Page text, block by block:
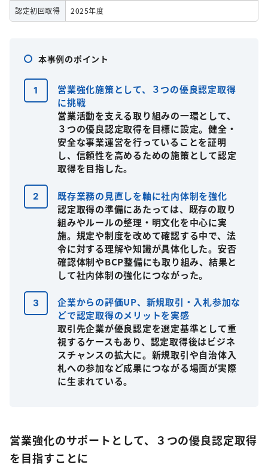
認定初回取得 2025年度
本事例のポイント
営業強化施策として、３つの優良認定取得
に挑戦
営業活動を支える取り組みの一環として、
３つの優良認定取得を目標に設定。健全・
安全な事業運営を行っていることを証明
し、信頼性を高めるための施策として認定
取得を目指した。
既存業務の見直しを軸に社内体制を強化
認定取得の準備にあたっては、既存の取り
組みやルールの整理・明文化を中心に実
施。規定や制度を改めて確認する中で、法
令に対する理解や知識が具体化した。安否
確認体制やBCP整備にも取り組み、結果と
して社内体制の強化につながった。
企業からの評価UP、新規取引・入札参加な
どで認定取得のメリットを実感
取引先企業が優良認定を選定基準として重
視するケースもあり、認定取得後はビジネ
スチャンスの拡大に。新規取引や自治体入
札への参加など成果につながる場面が実際
に生まれている。
営業強化のサポートとして、３つの優良認定取得
を目指すことに